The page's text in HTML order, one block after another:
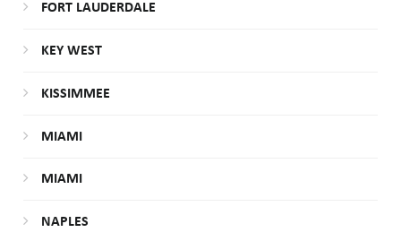
FORT LAUDERDALE
KEY WEST
KISSIMMEE
MIAMI
MIAMI
NAPLES